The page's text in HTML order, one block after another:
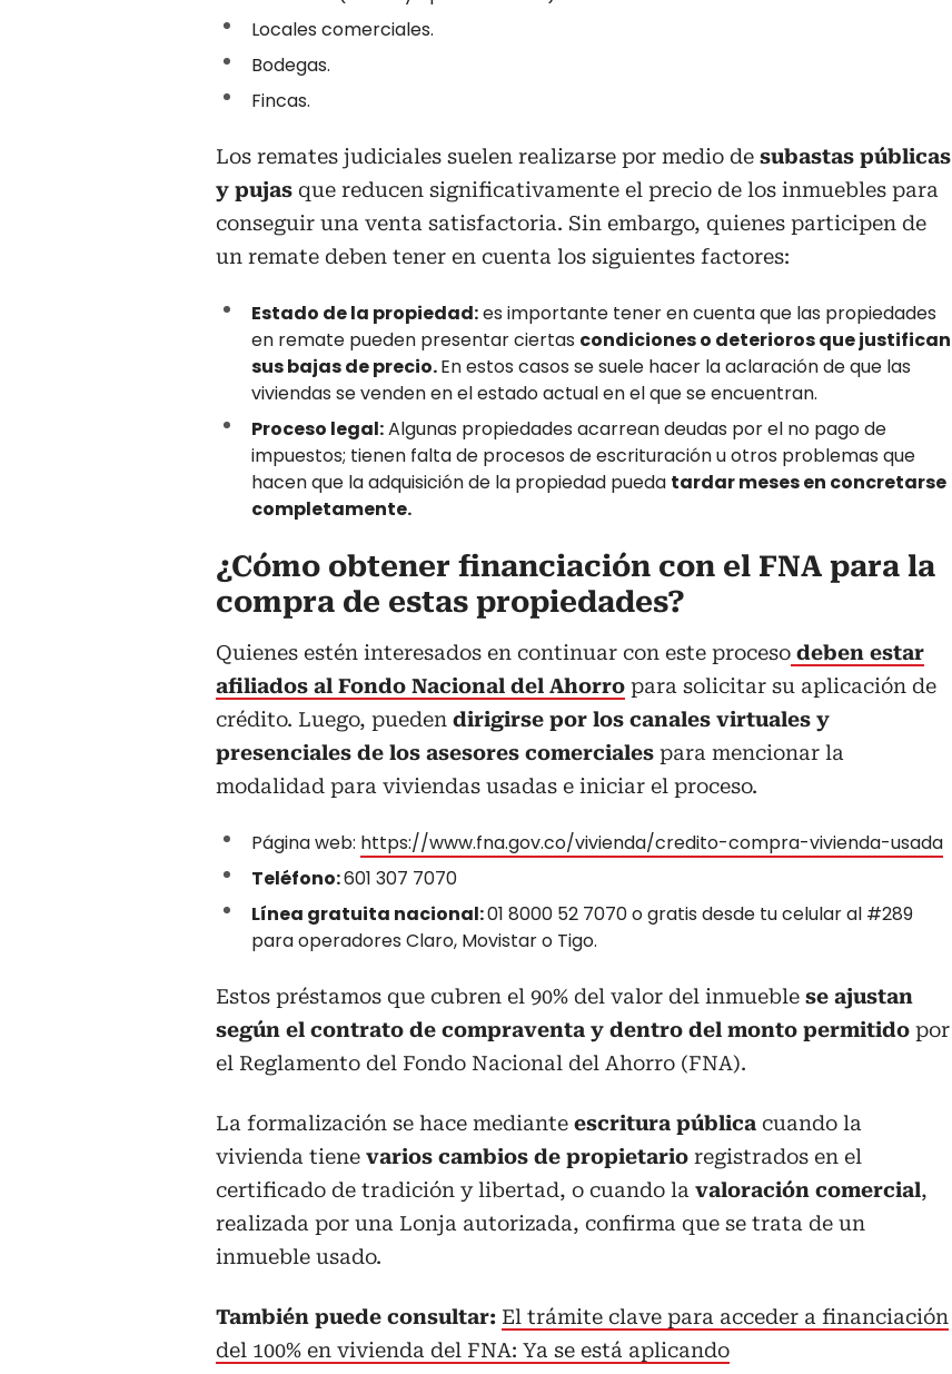
Locales comerciales.
Bodegas.
Fincas.
Los remates judiciales suelen realizarse por medio de subastas públicas
y pujas que reducen significativamente el precio de los inmuebles para
conseguir una venta satisfactoria. Sin embargo, quienes participen de
un remate deben tener en cuenta los siguientes factores:
Estado de la propiedad:es importante tener en cuenta que las propiedades
en remate pueden presentar ciertas condiciones o deterioros que justifican
sus bajas de precio.En estos casos se suele hacer la aclaración de que las
viviendas se venden en el estado actual en el que se encuentran.
Proceso legal:Algunas propiedades acarrean deudas por el no pago de
impuestos; tienen falta de procesos de escrituración u otros problemas que
hacen que la adquisición de la propiedad pueda tardar meses en concretarse
completamente.
¿Cómo obtener financiación con el FNA para la
compra de estas propiedades?
Quienes estén interesados en continuar con este proceso deben estar
afiliados al Fondo Nacional del Ahorro para solicitar su aplicación de
crédito. Luego, pueden dirigirse por los canales virtuales y
presenciales de los asesores comerciales para mencionar la
modalidad para viviendas usadas e iniciar el proceso.
Página web: https://www.fna.gov.co/vivienda/credito-compra-vivienda-usada
Teléfono:601 307 7070
Línea gratuita nacional:01 8000 52 7070 o gratis desde tu celular al #289
para operadores Claro, Movistar o Tigo.
Estos préstamos que cubren el 90% del valor del inmueble se ajustan
según el contrato de compraventa y dentro del monto permitido por
el Reglamento del Fondo Nacional del Ahorro (FNA).
La formalización se hace mediante escritura pública cuando la
vivienda tiene varios cambios de propietario registrados en el
certificado de tradición y libertad, o cuando la valoración comercial,
realizada por una Lonja autorizada, confirma que se trata de un
inmueble usado.​
También puede consultar: El trámite clave para acceder a financiación
del 100% en vivienda del FNA: Ya se está aplicando